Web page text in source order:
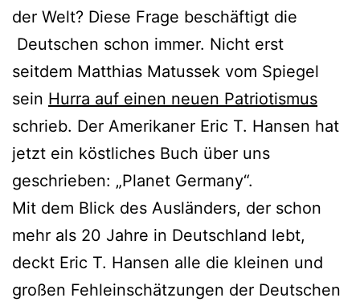
der Welt? Diese Frage beschäftigt die
Deutschen schon immer. Nicht erst
seitdem Matthias Matussek vom Spiegel
sein Hurra auf einen neuen Patriotismus
schrieb. Der Amerikaner Eric T. Hansen hat
jetzt ein köstliches Buch über uns
geschrieben: „Planet Germany“.
Mit dem Blick des Ausländers, der schon
mehr als 20 Jahre in Deutschland lebt,
deckt Eric T. Hansen alle die kleinen und
großen Fehleinschätzungen der Deutschen